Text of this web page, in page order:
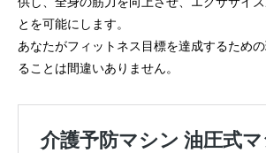
とを可能にします。
あなたがフィットネス目標を達成するため
ることは間違いありません。